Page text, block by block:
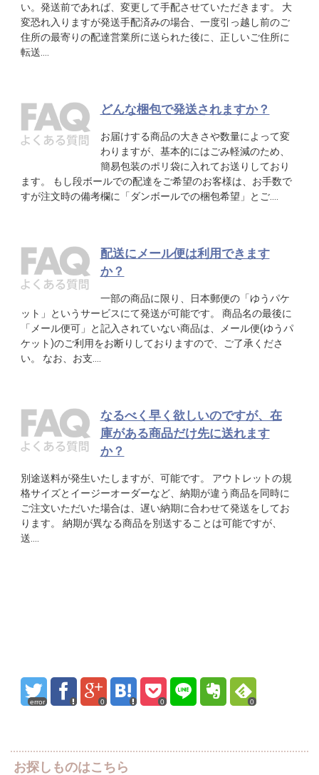
い。発送前であれば、変更して手配させていただきます。 大
変恐れ入りますが発送手配済みの場合、一度引っ越し前のご
住所の最寄りの配達営業所に送られた後に、正しいご住所に
転送….
どんな梱包で発送されますか？
お届けする商品の大きさや数量によって変
わりますが、基本的にはごみ軽減のため、
簡易包装のポリ袋に入れてお送りしており
ます。 もし段ボールでの配達をご希望のお客様は、お手数で
すが注文時の備考欄に「ダンボールでの梱包希望」とご….
配送にメール便は利用できます
か？
一部の商品に限り、日本郵便の「ゆうパケ
ット」というサービスにて発送が可能です。 商品名の最後に
「メール便可」と記入されていない商品は、メール便(ゆうパ
ケット)のご利用をお断りしておりますので、ご了承くださ
い。 なお、お支….
なるべく早く欲しいのですが、在
庫がある商品だけ先に送れます
か？
別途送料が発生いたしますが、可能です。 アウトレットの規
格サイズとイージーオーダーなど、納期が違う商品を同時に
ご注文いただいた場合は、遅い納期に合わせて発送をしてお
ります。 納期が異なる商品を別送することは可能ですが、
送….
error 0 0 0
お探しものはこちら